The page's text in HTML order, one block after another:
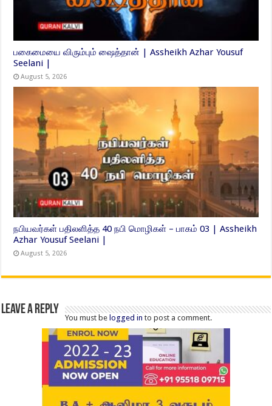
பகைமையை விரும்பும் ஷைத்தான் | Assheikh Azhar Yousuf
Seelani |
August 5, 2026
நபியவர்கள் பதிலளித்த 40 நபி மொழிகள் – பாகம் 03 | Assheikh
Azhar Yousuf Seelani |
August 5, 2026
Leave a Reply
You must belogged in to post a comment.